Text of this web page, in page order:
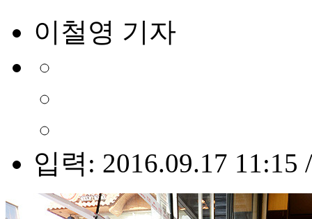
이철영 기자
입력: 2016.09.17 11:15